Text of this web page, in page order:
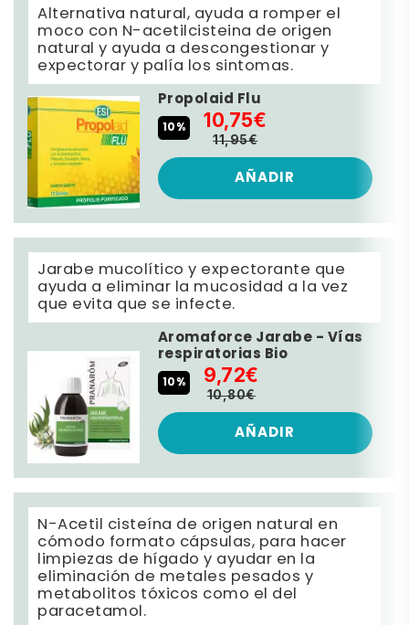
Alternativa natural, ayuda a romper el
moco con N-acetilcisteina de origen
natural y ayuda a descongestionar y
expectorar y palía los sintomas.
Propolaid Flu
10% 10,75€
11,95€
AÑADIR
Jarabe mucolítico y expectorante que
ayuda a eliminar la mucosidad a la vez
que evita que se infecte.
Aromaforce Jarabe - Vías
respiratorias Bio
10% 9,72€
10,80€
AÑADIR
N-Acetil cisteína de origen natural en
cómodo formato cápsulas, para hacer
limpiezas de hígado y ayudar en la
eliminación de metales pesados y
metabolitos tóxicos como el del
paracetamol.